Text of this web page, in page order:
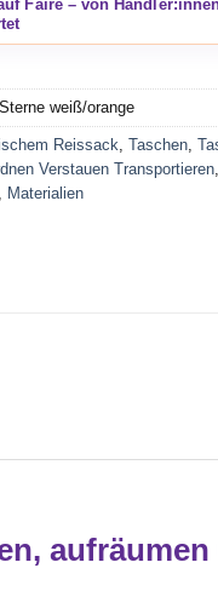
weiß/orange
Reissack, Taschen,
Verstauen Transportieren,
Materialien